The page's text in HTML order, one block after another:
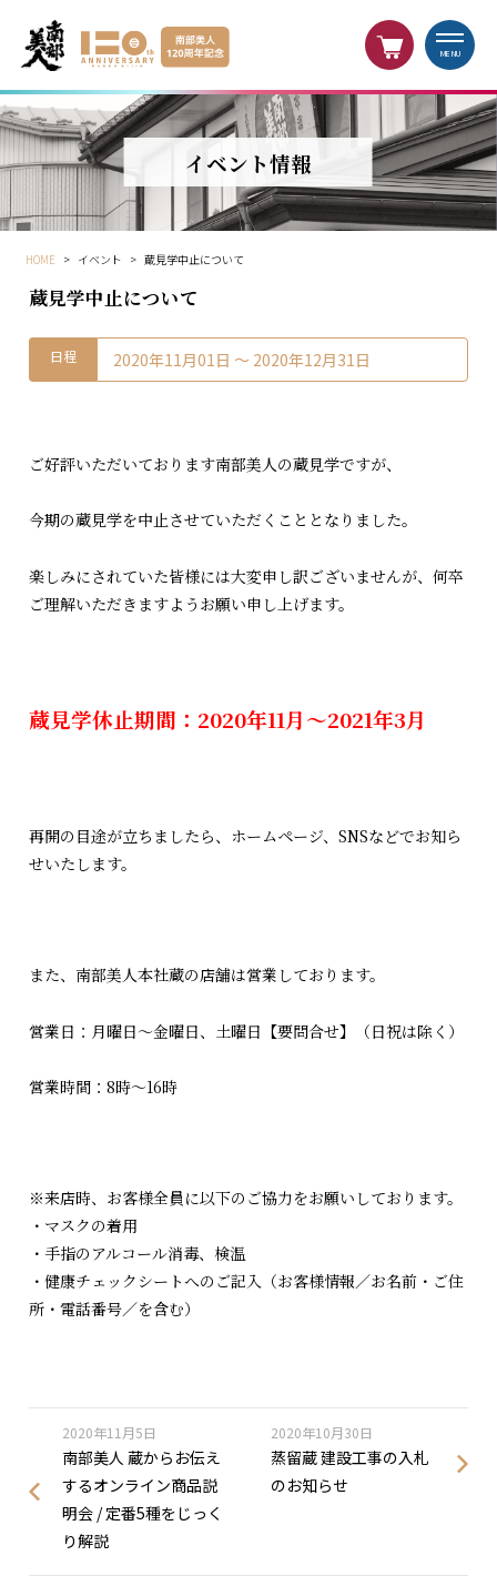
MENU
イベント情報
HOME > イベント > 蔵見学中止について
蔵見学中止について
日程 2020年11月01日 〜 2020年12月31日
ご好評いただいております南部美人の蔵見学ですが、
今期の蔵見学を中止させていただくこととなりました。
楽しみにされていた皆様には大変申し訳ございませんが、何卒
ご理解いただきますようお願い申し上げます。
蔵見学休止期間：2020年11月～2021年3月
再開の目途が立ちましたら、ホームページ、SNSなどでお知ら
せいたします。
また、南部美人本社蔵の店舗は営業しております。
営業日：月曜日～金曜日、土曜日【要問合せ】（日祝は除く）
営業時間：8時～16時
※来店時、お客様全員に以下のご協力をお願いしております。
・マスクの着用
・手指のアルコール消毒、検温
・健康チェックシートへのご記入（お客様情報／お名前・ご住
所・電話番号／を含む）
2020年11月5日
南部美人 蔵からお伝え
するオンライン商品説
明会 / 定番5種をじっく
り解説
2020年10月30日
蒸留蔵 建設工事の入札
のお知らせ